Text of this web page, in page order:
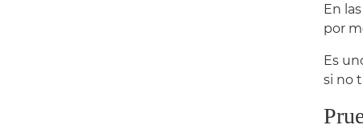
En
por
Es
si no